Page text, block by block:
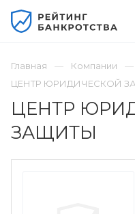
Главная
Компании
ЦЕНТР ЮРИДИЧЕСКОЙ
ЦЕНТР
ЗАЩИТЫ